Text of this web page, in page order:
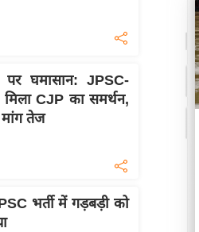
पर घमासान: JPSC-
CJP का समर्थन,
तेज
भर्ती में गड़बड़ी को